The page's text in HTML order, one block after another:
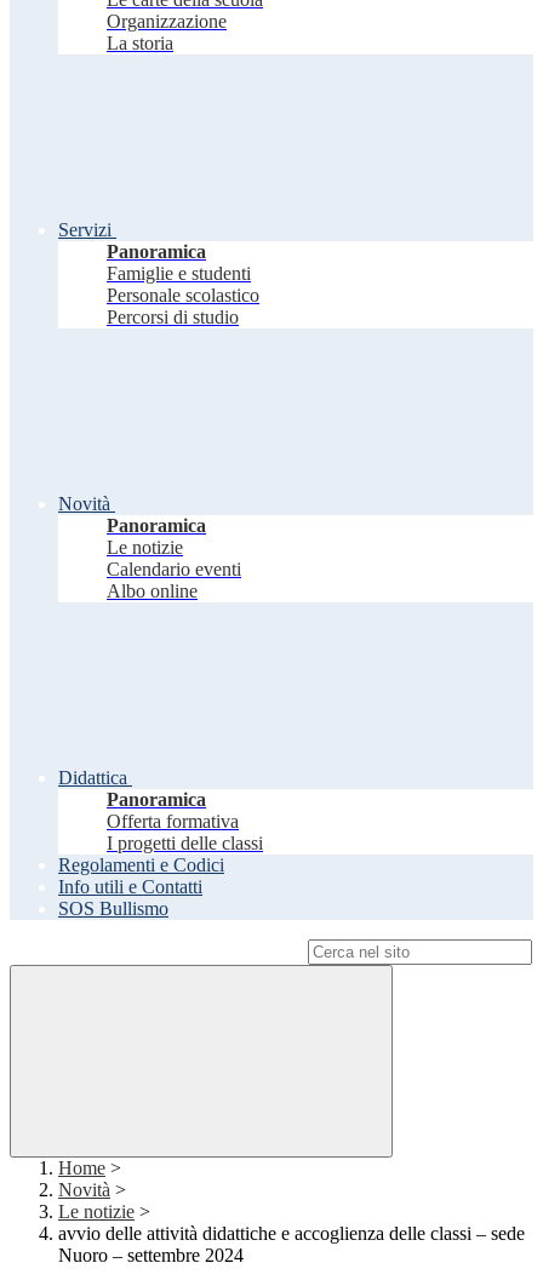
Organizzazione
La storia
Servizi
Panoramica
Famiglie e studenti
Personale scolastico
Percorsi di studio
Novità
Panoramica
Le notizie
Calendario eventi
Albo online
Didattica
Panoramica
Offerta formativa
I progetti delle classi
Regolamenti e Codici
Info utili e Contatti
SOS Bullismo
Home >
Novità >
Le notizie >
avvio delle attività didattiche e accoglienza delle classi – sede
Nuoro – settembre 2024